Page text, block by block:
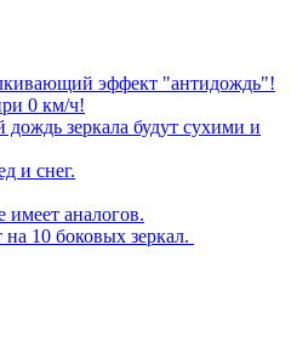
эффект "антидождь"!
0 км/ч!
зеркала будут сухими и
и снег.
имеет аналогов.
10 боковых зеркал.